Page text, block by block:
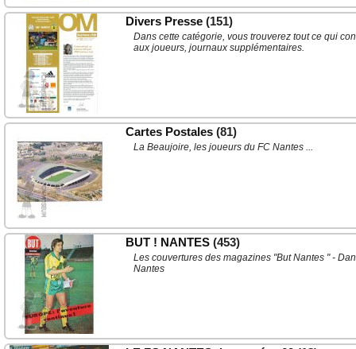
Divers Presse (151)
Dans cette catégorie, vous trouverez tout ce qui
aux joueurs, journaux supplémentaires.
Cartes Postales (81)
La Beaujoire, les joueurs du FC Nantes ...
BUT ! NANTES (453)
Les couvertures des magazines "But Nantes " -
Nantes